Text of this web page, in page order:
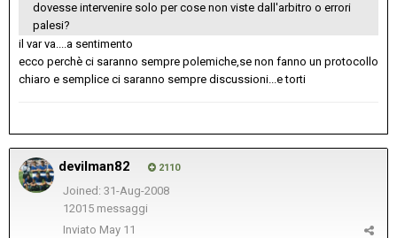
dovesse intervenire solo per cose non viste dall'arbitro o errori
palesi?
il var va....a sentimento
ecco perchè ci saranno sempre polemiche,se non fanno un protocollo
chiaro e semplice ci saranno sempre discussioni...e torti
devilman82 2110
Joined: 31-Aug-2008
12015 messaggi
Inviato May 11